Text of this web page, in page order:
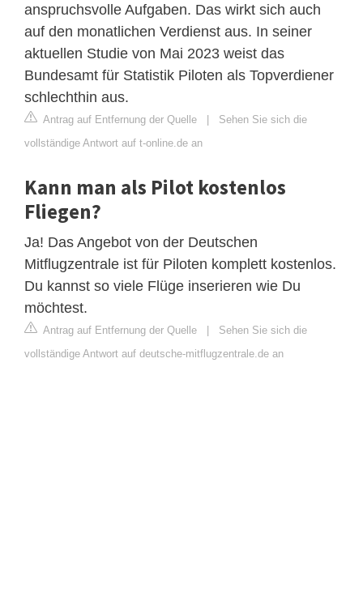
anspruchsvolle Aufgaben. Das wirkt sich auch
auf den monatlichen Verdienst aus. In seiner
aktuellen Studie von Mai 2023 weist das
Bundesamt für Statistik Piloten als Topverdiener
schlechthin aus.
Antrag auf Entfernung der Quelle | Sehen Sie sich die
vollständige Antwort auf t-online.de an
Kann man als Pilot kostenlos
Fliegen?
Ja! Das Angebot von der Deutschen
Mitflugzentrale ist für Piloten komplett kostenlos.
Du kannst so viele Flüge inserieren wie Du
möchtest.
Antrag auf Entfernung der Quelle | Sehen Sie sich die
vollständige Antwort auf deutsche-mitflugzentrale.de an